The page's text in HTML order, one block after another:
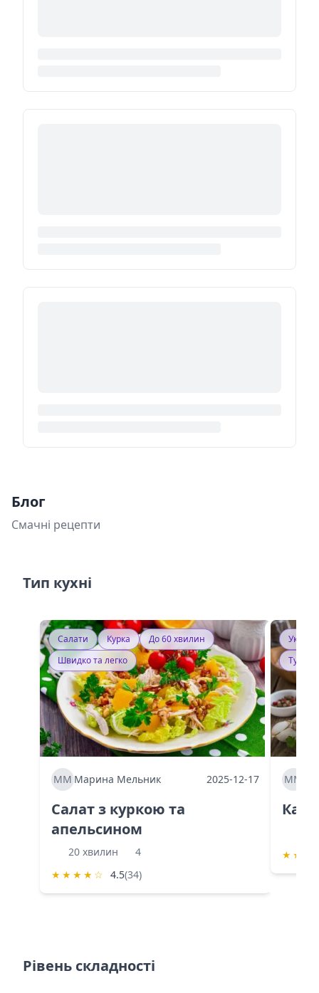
Блог
Смачні рецепти
Тип кухні
Салати Курка
До 60 хвилин
Швидко та легко
ММ Марина Мельник 2025-12-17
Салат з куркою та
апельсином
20 хвилин
4
★ ★ ★ ★ ☆ 4.5(34)
ММ
★ ★
Рівень складності